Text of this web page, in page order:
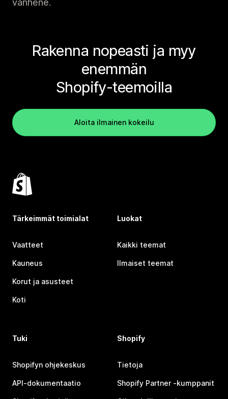
vanhene.
Rakenna nopeasti ja myy
enemmän
Shopify-teemoilla
Aloita ilmainen kokeilu
Tärkeimmät toimialat
Vaatteet
Kauneus
Korut ja asusteet
Koti
Luokat
Kaikki teemat
Ilmaiset teemat
Tuki
Shopifyn ohjekeskus
API-dokumentaatio
Shopify
Tietoja
Shopify Partner ‑kumppanit